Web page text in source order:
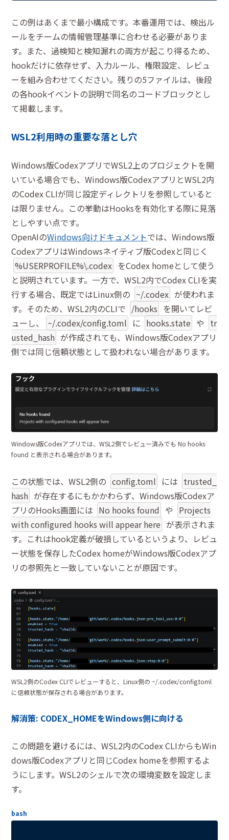
この例はあくまで最小構成です。本番運用では、検出ル
ールをチームの情報管理基準に合わせる必要がありま
す。また、過検知と検知漏れの両方が起こり得るため、
hookだけに依存せず、入力ルール、権限設定、レビュ
ーを組み合わせてください。残りの5ファイルは、後段
の各hookイベントの説明で同名のコードブロックとし
て掲載します。
WSL2利用時の重要な落とし穴
Windows版CodexアプリでWSL2上のプロジェクトを開
いている場合でも、Windows版CodexアプリとWSL2内
のCodex CLIが同じ設定ディレクトリを参照していると
は限りません。この挙動はHooksを有効化する際に見落
としやすい点です。
OpenAIのWindows向けドキュメントでは、Windows版
CodexアプリはWindowsネイティブ版Codexと同じく
%USERPROFILE%\.codex をCodex homeとして使う
と説明されています。一方で、WSL2内でCodex CLIを実
行する場合、既定ではLinux側の ~/.codex が使われま
す。そのため、WSL2内のCLIで /hooks を開いてレビ
ューし、
~/.codex/config.toml に hooks.state や tr
usted_hash が作成されても、Windows版Codexアプリ
側では同じ信頼状態として扱われない場合があります。
Windows版Codexアプリでは、WSL2側でレビュー済みでも No hooks
found と表示される場合があります。
この状態では、WSL2側の config.toml には trusted_
hash が存在するにもかかわらず、Windows版Codexア
プリのHooks画面には No hooks found や Projects
with configured hooks will appear here が表示されま
す。これはhook定義が破損しているというより、レビュ
ー状態を保存したCodex homeがWindows版Codexアプ
リの参照先と一致していないことが原因です。
WSL2側のCodex CLIでレビューすると、Linux側の ~/.codex/config.toml
に信頼状態が保存される場合があります。
解消策: CODEX_HOMEをWindows側に向ける
この問題を避けるには、WSL2内のCodex CLIからもWin
dows版Codexアプリと同じCodex homeを参照するよ
うにします。WSL2のシェルで次の環境変数を設定しま
す。
bash